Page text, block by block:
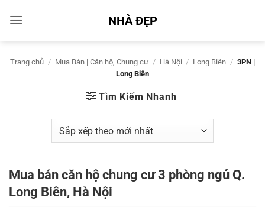
qua
NHÀ ĐẸP
Trang chủ / Mua Bán | Căn hộ, Chung cư / Hà Nội / Long Biên / 3PN |
Long Biên
Tìm Kiếm Nhanh
Mua bán căn hộ chung cư 3 phòng ngủ Q.
Long Biên, Hà Nội